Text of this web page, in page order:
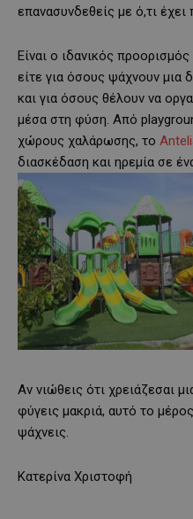
επανασυνδεθείς με ό,τι έχει
Είναι ο ιδανικός προορισμός
είτε για όσους ψάχνουν μια
και για όσους θέλουν να
μέσα στη φύση. Από
χώρους χαλάρωσης, το
διασκέδαση και ηρεμία σε
Αν νιώθεις ότι χρειάζεσαι
φύγεις μακριά, αυτό το
ψάχνεις.
Κατερίνα Χριστοφή